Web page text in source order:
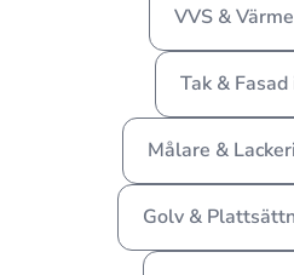
VVS &
Tak &
Målare &
Golv &